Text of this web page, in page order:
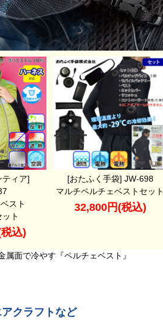
ティア]
スト
ト
込)
[おたふく手袋] JW-698
マルチペルチェベストセット
32,800円(税込)
面で冷やす『ペルチェベスト』
クラフトなど